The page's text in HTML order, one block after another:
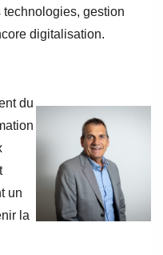
gestion
digitalisation.
du
un
la